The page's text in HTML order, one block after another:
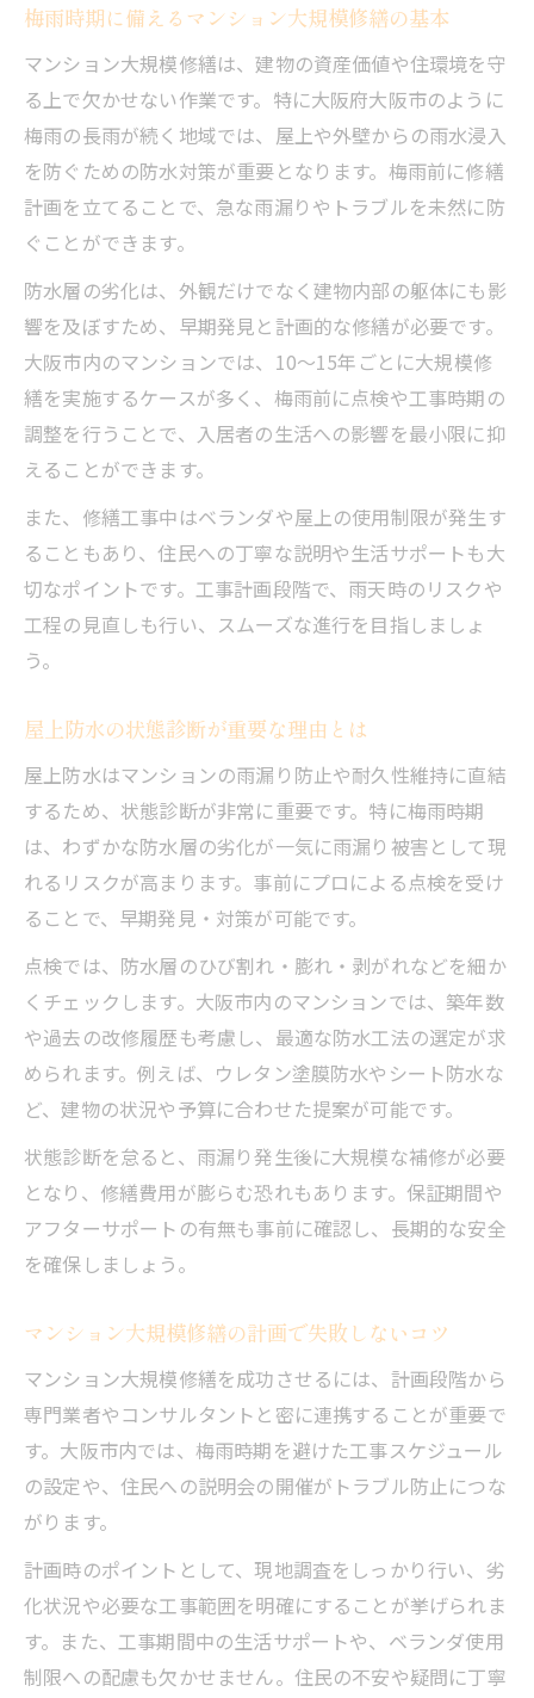
屋上防水強化が長雨に強いマンションを作
る
雨天でも進めやすい修繕スケジュールの工
夫
長雨による工期延長を防ぐための事前準備
マンション大規模修繕における天候リスク
対策
ベランダ使用制限の注意点と対処法
マンション大規模修繕中のベランダ使用制
限とは
ベランダが使えない期間の生活工夫ポイン
ト
洗濯物への影響と事前準備の重要性
ベランダ片付けのタイミングと注意点
屋上防水工事の保証期間を正しく理解
屋上防水の保証期間で確認すべきポイント
保証期間中のトラブル対応と注意点
工事引き渡し時に必要な保証書の確認方法
防水保証を活用した雨漏りリスク回避策
修繕周期を意識した計画的な防水管理
マンション大規模修繕における防水修繕周
期の目安
修繕周期を見据えた資金計画のポイント
長期修繕計画と屋上防水管理の基本
築年数に応じたマンション大規模修繕の進
防水工事の周期管理で資産価値を守る方法
梅雨時期に備えるマンション大規模修繕の基本
マンション大規模修繕は、建物の資産価値や住環境を守
る上で欠かせない作業です。特に大阪府大阪市のように
梅雨の長雨が続く地域では、屋上や外壁からの雨水浸入
を防ぐための防水対策が重要となります。梅雨前に修繕
計画を立てることで、急な雨漏りやトラブルを未然に防
ぐことができます。
防水層の劣化は、外観だけでなく建物内部の躯体にも影
響を及ぼすため、早期発見と計画的な修繕が必要です。
大阪市内のマンションでは、10～15年ごとに大規模修
繕を実施するケースが多く、梅雨前に点検や工事時期の
調整を行うことで、入居者の生活への影響を最小限に抑
えることができます。
また、修繕工事中はベランダや屋上の使用制限が発生す
ることもあり、住民への丁寧な説明や生活サポートも大
切なポイントです。工事計画段階で、雨天時のリスクや
工程の見直しも行い、スムーズな進行を目指しましょ
う。
屋上防水の状態診断が重要な理由とは
屋上防水はマンションの雨漏り防止や耐久性維持に直結
するため、状態診断が非常に重要です。特に梅雨時期
は、わずかな防水層の劣化が一気に雨漏り被害として現
れるリスクが高まります。事前にプロによる点検を受け
ることで、早期発見・対策が可能です。
点検では、防水層のひび割れ・膨れ・剥がれなどを細か
くチェックします。大阪市内のマンションでは、築年数
や過去の改修履歴も考慮し、最適な防水工法の選定が求
められます。例えば、ウレタン塗膜防水やシート防水な
ど、建物の状況や予算に合わせた提案が可能です。
状態診断を怠ると、雨漏り発生後に大規模な補修が必要
となり、修繕費用が膨らむ恐れもあります。保証期間や
アフターサポートの有無も事前に確認し、長期的な安全
を確保しましょう。
マンション大規模修繕の計画で失敗しないコツ
マンション大規模修繕を成功させるには、計画段階から
専門業者やコンサルタントと密に連携することが重要で
す。大阪市内では、梅雨時期を避けた工事スケジュール
の設定や、住民への説明会の開催がトラブル防止につな
がります。
計画時のポイントとして、現地調査をしっかり行い、劣
化状況や必要な工事範囲を明確にすることが挙げられま
す。また、工事期間中の生活サポートや、ベランダ使用
制限への配慮も欠かせません。住民の不安や疑問に丁寧